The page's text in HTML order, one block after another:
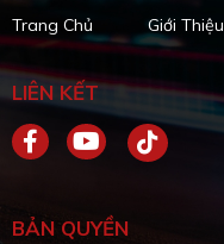
Trang Chủ Giới Thiệu
LIÊN KẾT
BẢN QUYỀN